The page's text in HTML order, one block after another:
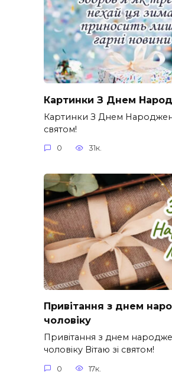
Картинки З Днем
Картинки З Днем
святом!
0 31к.
Привітання з днем
чоловіку
Привітання з днем
чоловіку Вітаю зі святом!
0 17к.